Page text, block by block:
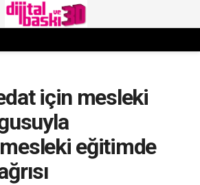
için mesleki
mesleki eğitimde